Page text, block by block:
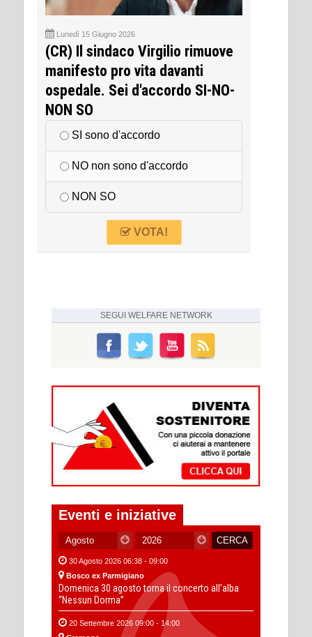
Lunedì 15 Giugno 2026
(CR) Il sindaco Virgilio rimuove
manifesto pro vita davanti
ospedale. Sei d'accordo SI-NO-
NON SO
SI sono d'accordo
NO non sono d'accordo
NON SO
VOTA!
SEGUI WELFARE NETWORK
Eventi e iniziative
30 Agosto 2026 06:38 - 09:00
Bosco ex Parmigiano
Domenica 30 agosto torna il concerto all’alba
“Nessun Dorma”
20 Settembre 2026 09:00 - 14:00